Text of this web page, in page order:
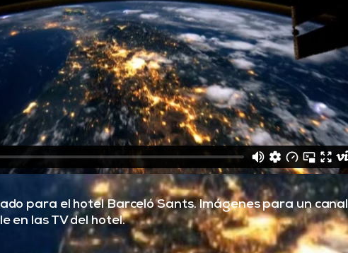
para el hotel Barceló Sants. Imágenes para un canal
en las TV del hotel.